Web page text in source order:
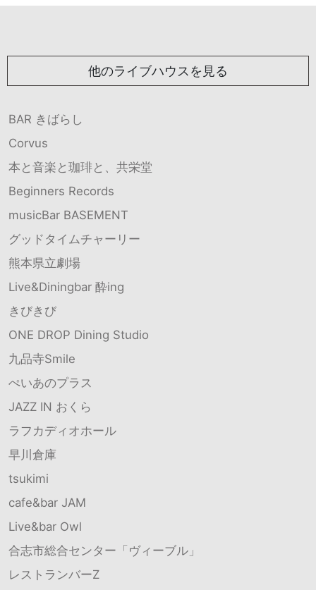
他のライブハウスを見る
BAR きばらし
Corvus
本と音楽と珈琲と、共栄堂
Beginners Records
musicBar BASEMENT
グッドタイムチャーリー
熊本県立劇場
Live&Diningbar 酔ing
きびきび
ONE DROP Dining Studio
九品寺Smile
ぺいあのプラス
JAZZ IN おくら
ラフカディオホール
早川倉庫
tsukimi
cafe&bar JAM
Live&bar Owl
合志市総合センター「ヴィーブル」
レストランバーZ